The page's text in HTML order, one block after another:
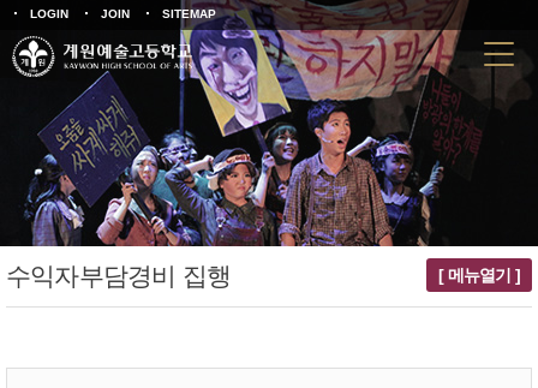
LOGIN JOIN SITEMAP
수익자부담경비 집행 [ 메뉴열기 ]